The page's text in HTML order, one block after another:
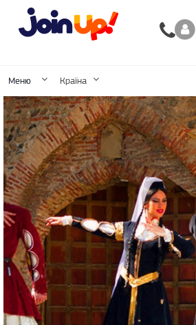
Меню Країна